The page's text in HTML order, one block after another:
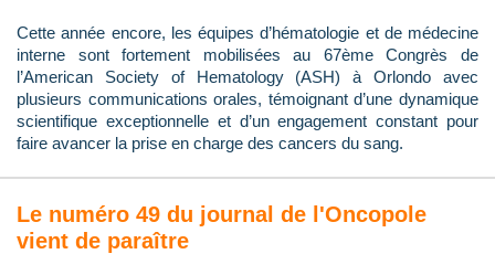
Cette année encore, les équipes d’hématologie et de médecine
interne sont fortement mobilisées au 67ème Congrès de
l’American Society of Hematology (ASH) à Orlondo avec
plusieurs communications orales, témoignant d’une dynamique
scientifique exceptionnelle et d’un engagement constant pour
faire avancer la prise en charge des cancers du sang.
Le numéro 49 du journal de l'Oncopole
vient de paraître